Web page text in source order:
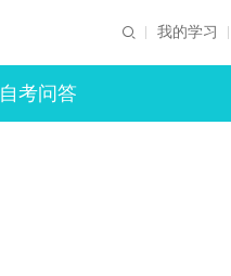
我的学习
自考问答